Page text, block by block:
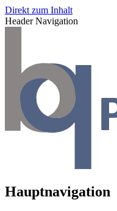
Direkt zum Inhalt
Header Navigation
Hauptnavigation